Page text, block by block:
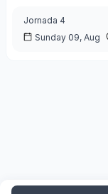
Jornada 4
Sunday 09, Aug